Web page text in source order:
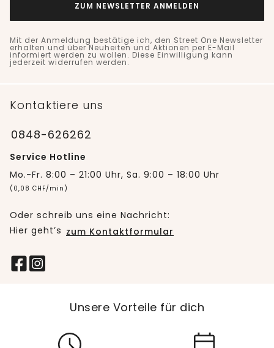
ZUM NEWSLETTER ANMELDEN
Mit der Anmeldung bestätige ich, den Street One Newsletter
erhalten und über Neuheiten und Aktionen per E-Mail
informiert werden zu wollen. Diese Einwilligung kann
jederzeit widerrufen werden.
Kontaktiere uns
0848-626262
Service Hotline
Mo.-Fr. 8:00 – 21:00 Uhr, Sa. 9:00 – 18:00 Uhr
(0,08 CHF/min)
Oder schreib uns eine Nachricht:
Hier geht’s zum Kontaktformular
Unsere Vorteile für dich